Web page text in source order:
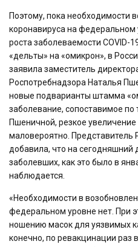
Поэтому, пока необходимости
коронавируса на федеральном
роста заболеваемости COVID-
«дельты» на «омикрон», в
заявила заместитель
Роспотребнадзора Наталья
новые подварианты штамма
заболевание, сопоставимое
Пшеничной, резкое
маловероятно. Представитель
добавила, что на сегодняшний
заболевших, как это было в
наблюдается.
«Необходимости в
федеральном уровне нет. При
ношению масок для уязвимых
конечно, по ревакцинации раз